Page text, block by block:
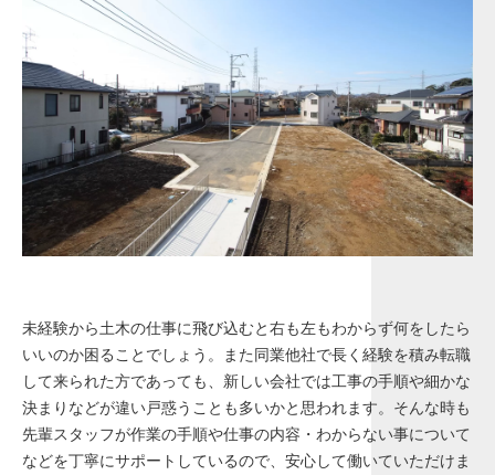
未経験から土木の仕事に飛び込むと右も左もわからず何をしたら
いいのか困ることでしょう。また同業他社で長く経験を積み転職
して来られた方であっても、新しい会社では工事の手順や細かな
決まりなどが違い戸惑うことも多いかと思われます。そんな時も
先輩スタッフが作業の手順や仕事の内容・わからない事について
などを丁寧にサポートしているので、安心して働いていただけま